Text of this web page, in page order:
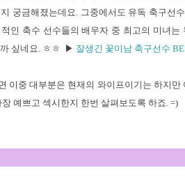
궁금해졌는데요. 그중에서도 유독 축구선
인 축수 선수들의 배우자 중 최고의 미녀
싶네요. ㅎㅎ ▶ 잘생긴 꽃미남 축구선수
이중 대부분은 현재의 와이프이기는 하지
예쁘고 섹시한지 한번 살펴보도록 하죠. =)